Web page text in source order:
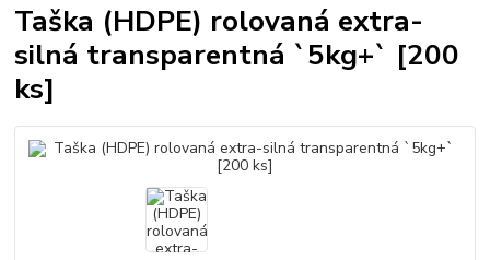
Taška (HDPE) rolovaná extra-
silná transparentná `5kg+` [200
ks]